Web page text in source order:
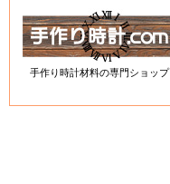
手作り時計材料の専門ショップ